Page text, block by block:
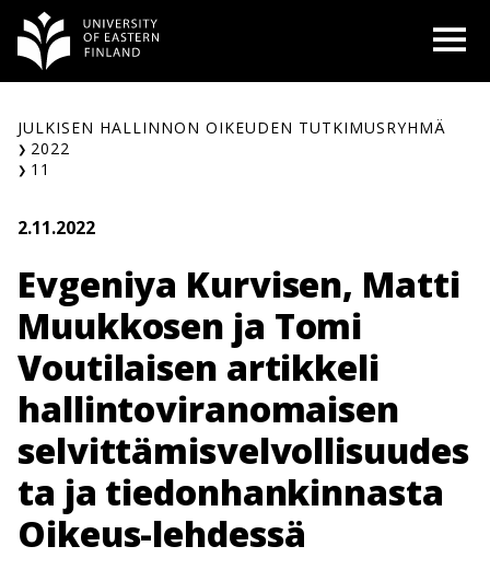
Siirry
sisältöön
JULKISEN HALLINNON OIKEUDEN TUTKIMUSRYHMÄ
2022
11
2.11.2022
Evgeniya Kurvisen, Matti
Muukkosen ja Tomi
Voutilaisen artikkeli
hallintoviranomaisen
selvittämisvelvollisuudes
ta ja tiedonhankinnasta
Oikeus-lehdessä